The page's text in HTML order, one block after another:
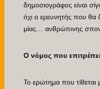
δημοσιογράφος είναι
όχι ο ερευνητής που θα
μίας… ανθρώπινης
Ο νόμος που
Το ερώτημα που